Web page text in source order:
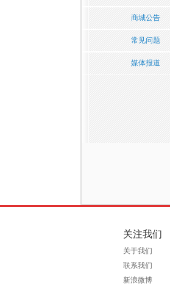
商城公告
常见问题
媒体报道
关注我们
关于我们
联系我们
新浪微博